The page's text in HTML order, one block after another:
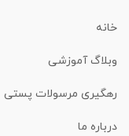
خانه
وبلاگ آموزشی
رهگیری مرسولات پستی
درباره ما